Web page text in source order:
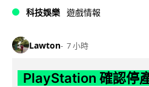
科技娛樂 遊戲情報
Lawton 7 小時
PlayStation 確認停